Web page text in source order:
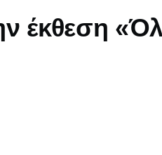
έκθεση